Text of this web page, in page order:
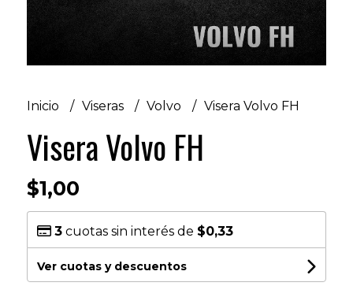
Inicio Viseras Volvo Visera Volvo FH
Visera Volvo FH
$1,00
3cuotas sin interés de $0,33
Ver cuotas y descuentos